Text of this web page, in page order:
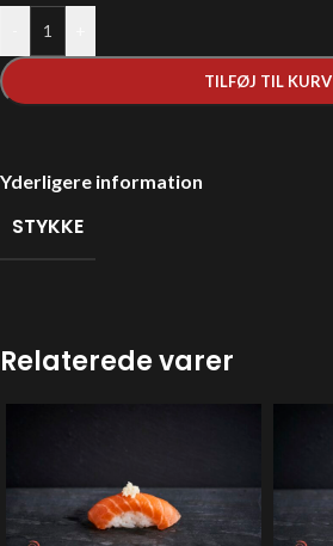
TILFØJ TIL KURV
Yderligere information
STYKKE
Relaterede varer